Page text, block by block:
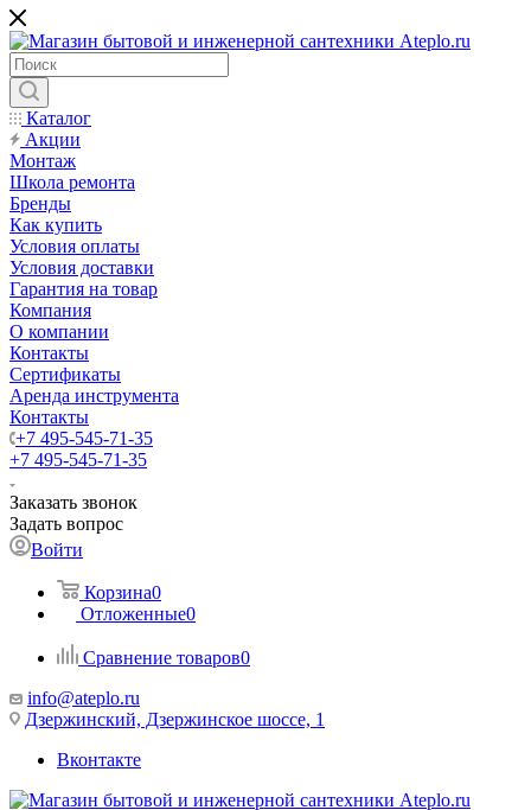
Каталог
Акции
Монтаж
Школа ремонта
Бренды
Как купить
Условия оплаты
Условия доставки
Гарантия на товар
Компания
О компании
Контакты
Сертификаты
Аренда инструмента
Контакты
+7 495-545-71-35
+7 495-545-71-35
Заказать звонок
Задать вопрос
Войти
Корзина0
Отложенные0
Сравнение товаров0
info@ateplo.ru
Дзержинский, Дзержинское шоссе, 1
Вконтакте